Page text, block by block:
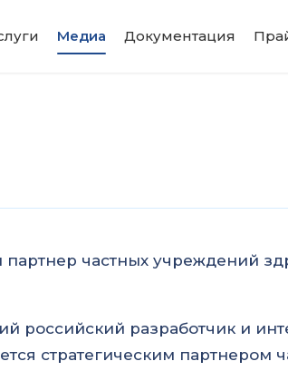
Медиа Документация
частных учреждений
российский разработчик и
стратегическим партнером